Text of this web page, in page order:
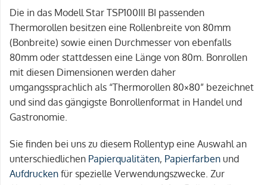
Die in das Modell Star TSP100III BI passenden
Thermorollen besitzen eine Rollenbreite von 80mm
(Bonbreite) sowie einen Durchmesser von ebenfalls
80mm oder stattdessen eine Länge von 80m. Bonrollen
mit diesen Dimensionen werden daher
umgangssprachlich als “Thermorollen 80×80” bezeichnet
und sind das gängigste Bonrollenformat in Handel und
Gastronomie.
Sie finden bei uns zu diesem Rollentyp eine Auswahl an
unterschiedlichen Papierqualitäten, Papierfarben und
Aufdrucken für spezielle Verwendungszwecke. Zur